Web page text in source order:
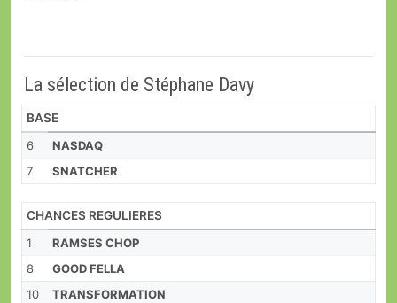
La sélection de Stéphane Davy
BASE
6
NASDAQ
7
SNATCHER
CHANCES REGULIERES
1
RAMSES CHOP
8
GOOD FELLA
10
TRANSFORMATION